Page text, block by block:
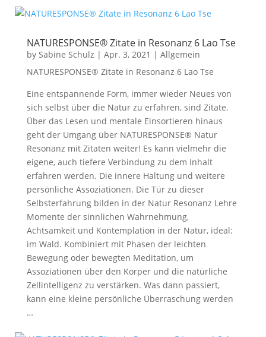
NATURESPONSE® Zitate in Resonanz 6 Lao Tse
by Sabine Schulz | Apr. 3, 2021 | Allgemein
NATURESPONSE® Zitate in Resonanz 6 Lao Tse
Eine entspannende Form, immer wieder Neues von
sich selbst über die Natur zu erfahren, sind Zitate.
Über das Lesen und mentale Einsortieren hinaus
geht der Umgang über NATURESPONSE® Natur
Resonanz mit Zitaten weiter! Es kann vielmehr die
eigene, auch tiefere Verbindung zu dem Inhalt
erfahren werden. Die innere Haltung und weitere
persönliche Assoziationen. Die Tür zu dieser
Selbsterfahrung bilden in der Natur Resonanz Lehre
Momente der sinnlichen Wahrnehmung,
Achtsamkeit und Kontemplation in der Natur, ideal:
im Wald. Kombiniert mit Phasen der leichten
Bewegung oder bewegten Meditation, um
Assoziationen über den Körper und die natürliche
Zellintelligenz zu verstärken. Was dann passiert,
kann eine kleine persönliche Überraschung werden
…